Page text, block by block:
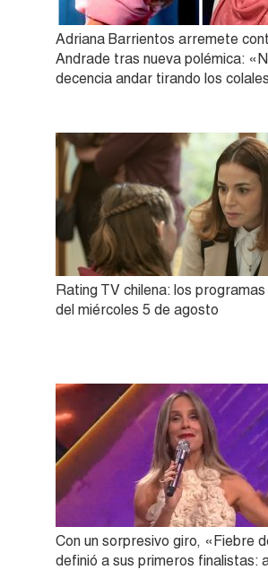
Adriana Barrientos arremete
Andrade tras nueva polémica:
decencia andar tirando los
Rating TV chilena: los
del miércoles 5 de agosto
Con un sorpresivo giro, «Fiebre
definió a sus primeros finalistas: